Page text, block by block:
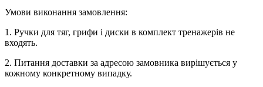
Умови виконання замовлення:
1. Ручки для тяг, грифи і диски в комплект тренажерів не
входять.
2. Питання доставки за адресою замовника вирішується у
кожному конкретному випадку.